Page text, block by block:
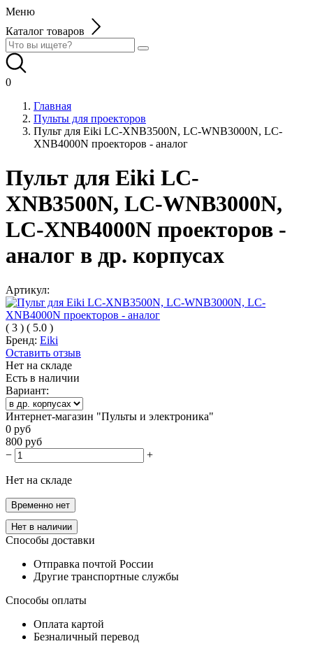
Меню
Каталог товаров
0
Главная
Пульты для проекторов
Пульт для Eiki LC-XNB3500N, LC-WNB3000N, LC-
XNB4000N проекторов - аналог
Пульт для Eiki LC-
XNB3500N, LC-WNB3000N,
LC-XNB4000N проекторов -
аналог в др. корпусах
Артикул:
( 3 ) ( 5.0 )
Бренд: Eiki
Оставить отзыв
Нет на складе
Есть в наличии
Вариант:
Интернет-магазин "Пульты и электроника"
0 руб
800 руб
−
+
Нет на складе
Временно нет
Нет в наличии
Способы доставки
Отправка почтой России
Другие транспортные службы
Способы оплаты
Оплата картой
Безналичный перевод